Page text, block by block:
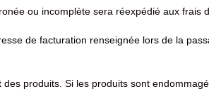
ou incomplète sera réexpédié aux frais
de facturation renseignée lors de la
produits. Si les produits sont